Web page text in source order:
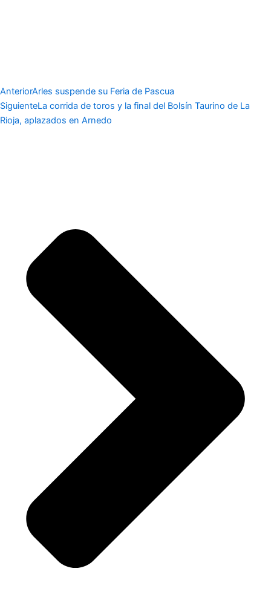
AnteriorArles suspende su Feria de Pascua
SiguienteLa corrida de toros y la final del Bolsín Taurino de La
Rioja, aplazados en Arnedo